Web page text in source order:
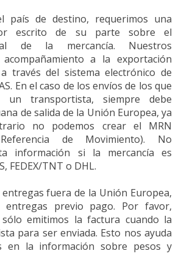
país de destino, requerimos una
escrito de su parte sobre el
de la mercancía. Nuestros
a la exportación
través del sistema electrónico de
En el caso de los envíos de los que
un transportista, siempre debe
de salida de la Unión Europea, ya
no podemos crear el MRN
de Movimiento). No
información si la mercancía es
FEDEX/TNT o DHL.
entregas fuera de la Unión Europea,
entregas previo pago. Por favor,
emitimos la factura cuando la
para ser enviada. Esto nos ayuda
en la información sobre pesos y